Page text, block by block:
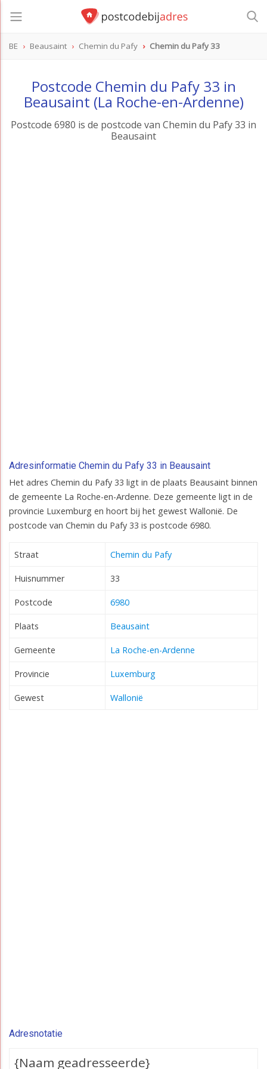
BE Beausaint Chemin du Pafy Chemin du Pafy 33
Postcode Chemin du Pafy 33 in
Beausaint (La Roche-en-Ardenne)
Postcode 6980 is de postcode van Chemin du Pafy 33 in
Beausaint
Adresinformatie Chemin du Pafy 33 in Beausaint
Het adres Chemin du Pafy 33 ligt in de plaats Beausaint binnen
de gemeente La Roche-en-Ardenne. Deze gemeente ligt in de
provincie Luxemburg en hoort bij het gewest Wallonië. De
postcode van Chemin du Pafy 33 is postcode 6980.
Straat Chemin du Pafy
Huisnummer 33
Postcode 6980
Plaats Beausaint
Gemeente La Roche-en-Ardenne
Provincie Luxemburg
Gewest Wallonië
Adresnotatie
{Naam geadresseerde}